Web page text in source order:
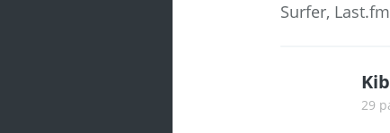
Surfer,
29